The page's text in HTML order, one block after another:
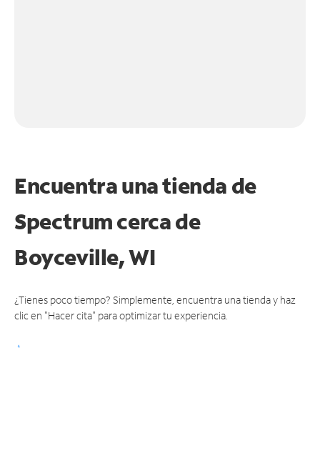
Encuentra una tienda de
Spectrumcerca de
Boyceville, WI
¿Tienes poco tiempo? Simplemente, encuentra una tienda y haz
clic en "Hacer cita" para optimizar tu experiencia.